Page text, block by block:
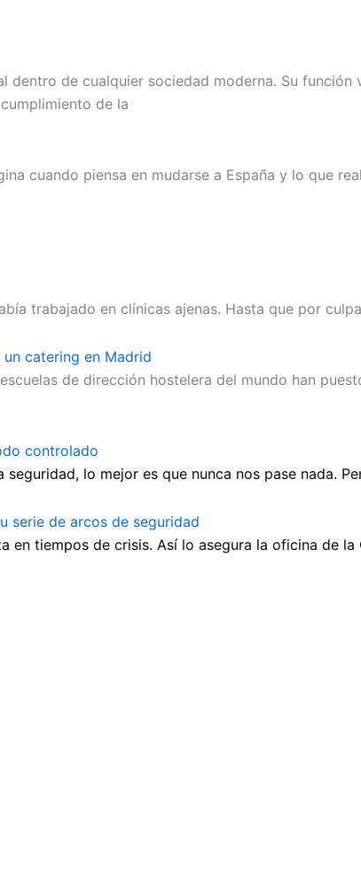
dentro de cualquier sociedad moderna. Su
de la
cuando piensa en mudarse a España y lo que
trabajado en clínicas ajenas. Hasta que por
catering en Madrid
de dirección hostelera del mundo han
controlado
lo mejor es que nunca nos pase nada.
serie de arcos de seguridad
en tiempos de crisis. Así lo asegura la oficina de